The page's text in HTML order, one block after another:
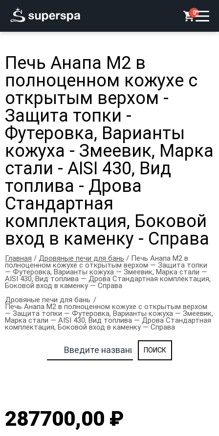
0
Печь Анапа М2 в
полноценном кожухе с
открытым верхом -
Защита топки -
Футеровка, Варианты
кожуха - Змеевик, Марка
стали - AISI 430, Вид
топлива - Дрова
Стандартная
комплектация, Боковой
вход в каменку - Справа
Главная / Дровяные печи для бань / Печь Анапа М2 в
полноценном кожухе с открытым верхом — Защита топки
— Футеровка, Варианты кожуха — Змеевик, Марка стали —
AISI 430, Вид топлива — Дрова Стандартная комплектация,
Боковой вход в каменку — Справа
Дровяные печи для бань
Печь Анапа М2 в полноценном кожухе с открытым верхом
— Защита топки — Футеровка, Варианты кожуха — Змеевик,
Марка стали — AISI 430, Вид топлива — Дрова Стандартная
комплектация, Боковой вход в каменку — Справа
287700,00 ₽